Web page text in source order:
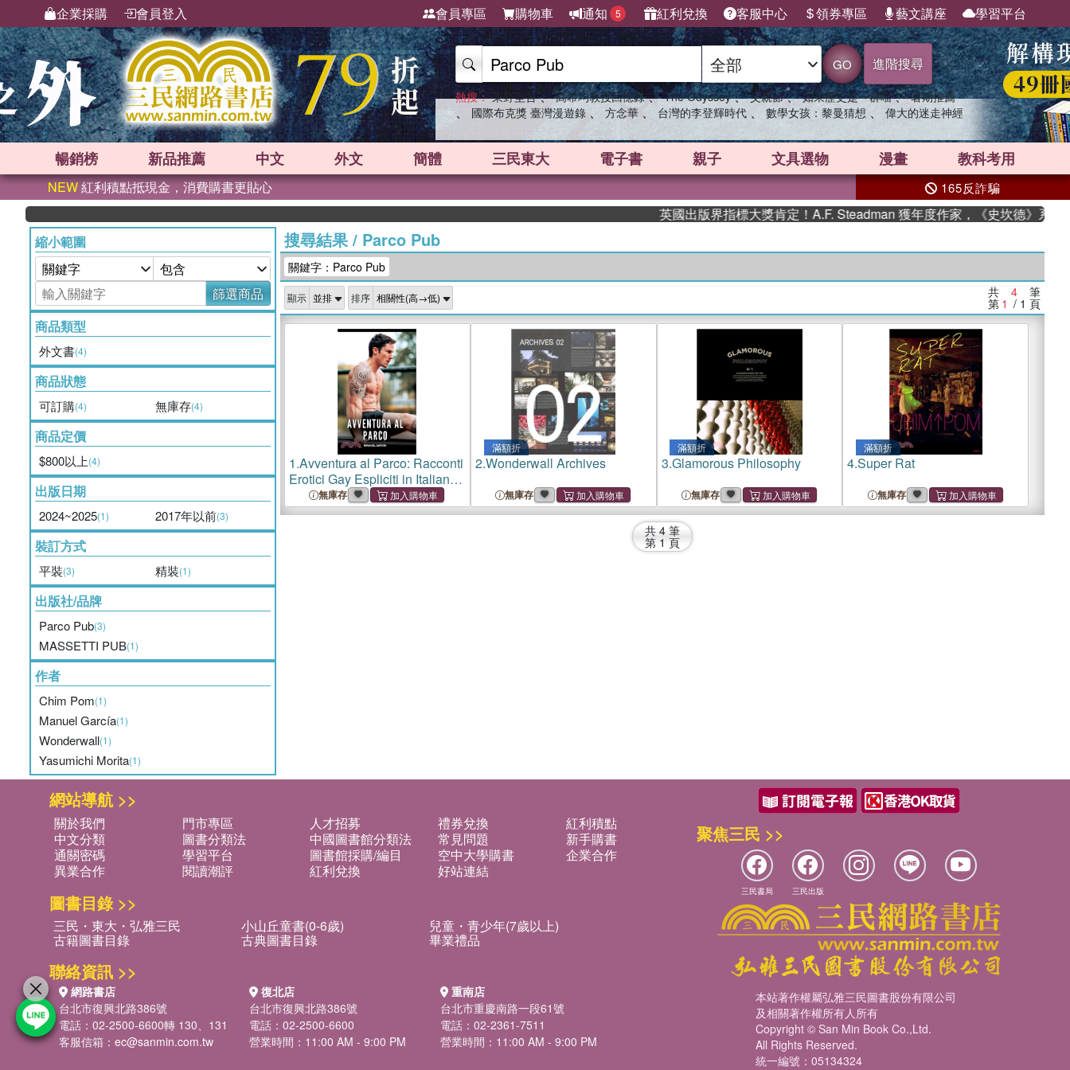
企業採購 會員登入 會員專區 購物車 通知 5 紅利兌換 客服中心 領券專區 藝文講座 學習平台
GO 進階搜尋
熱搜： 東野圭吾 、 高希均教授回憶錄 、 The Odyssey 、 父親節 、 如果歷史是一群喵 、 暑期推薦
、 國際布克獎 臺灣漫遊錄 、 方念華 、 台灣的李登輝時代 、 數學女孩：黎曼猜想 、 偉大的迷走神經
暢銷榜 新品推薦 中文 外文 簡體 三民東大 電子書 親子 文具選物 漫畫 教科考用
NEW紅利積點抵現金，消費購書更貼心 165反詐騙
英國出版界指標大獎肯定！A.F. Steadman 獲年度作家，《史坎德》系列帶
縮小範圍
篩選商品
商品類型
外文書(4)
商品狀態
可訂購(4) 無庫存(4)
商品定價
$800以上(4)
出版日期
2024~2025(1) 2017年以前(3)
裝訂方式
平裝(3) 精裝(1)
出版社/品牌
Parco Pub(3)
MASSETTI PUB(1)
作者
Chim Pom(1)
Manuel García(1)
Wonderwall(1)
Yasumichi Morita(1)
搜尋結果/ Parco Pub
關鍵字：Parco Pub
顯示 排序 共 4 筆
第 1 / 1 頁
1.Avventura al Parco: Racconti
Erotici Gay Espliciti in Italiano
per Adulti
無庫存
滿額折
2.Wonderwall Archives
無庫存
滿額折
3.Glamorous Philosophy
無庫存
滿額折
4.Super Rat
無庫存
共 4 筆
第 1 頁
網站導航 >>
關於我們 門市專區 人才招募 禮券兌換
紅利積點
中文分類
圖書分類法 中國圖書館分類法 常見問題
新手購書
通關密碼
學習平台 圖書館採購/編目 空中大學購書
企業合作
異業合作
閱讀潮評 紅利兌換 好站連結
圖書目錄 >>
三民・東大・弘雅三民 小山丘童書(0-6歲) 兒童・青少年(7歲以上)
古籍圖書目錄 古典圖書目錄 畢業禮品
聯絡資訊 >>
網路書店
台北市復興北路386號
電話：02-2500-6600轉 130、131
客服信箱： ec@sanmin.com.tw
復北店
台北市復興北路386號
電話：02-2500-6600
營業時間：11:00 AM - 9:00 PM
重南店
台北市重慶南路一段61號
電話：02-2361-7511
營業時間：11:00 AM - 9:00 PM
聚焦三民 >>
三民書局 三民出版
本站著作權屬弘雅三民圖書股份有限公司
及相關著作權所有人所有
Copyright © San Min Book Co.,Ltd.
All Rights Reserved.
統一編號：05134324